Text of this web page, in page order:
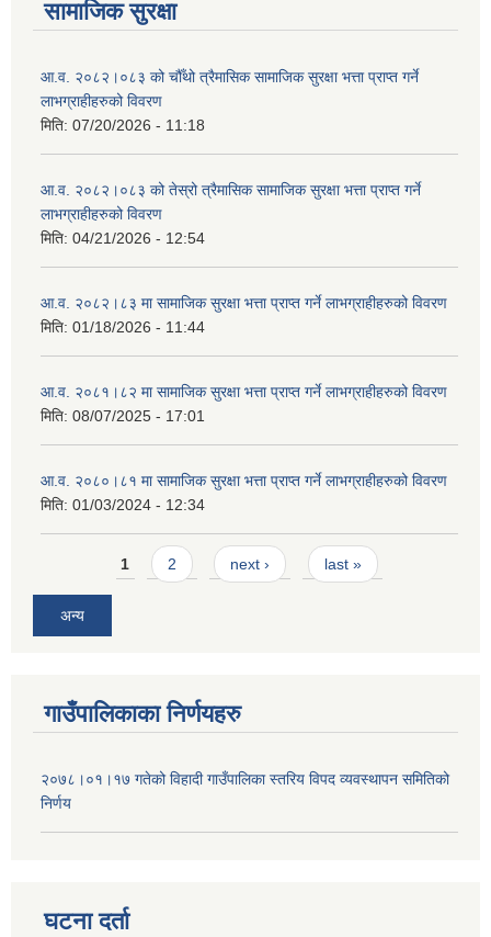
सामाजिक सुरक्षा
आ.व. २०८२।०८३ को चौँथो त्रैमासिक सामाजिक सुरक्षा भत्ता प्राप्त गर्ने
लाभग्राहीहरुको विवरण
मिति: 07/20/2026 - 11:18
आ.व. २०८२।०८३ को तेस्रो त्रैमासिक सामाजिक सुरक्षा भत्ता प्राप्त गर्ने
लाभग्राहीहरुको विवरण
मिति: 04/21/2026 - 12:54
आ.व. २०८२।८३ मा सामाजिक सुरक्षा भत्ता प्राप्त गर्ने लाभग्राहीहरुको विवरण
मिति: 01/18/2026 - 11:44
आ.व. २०८१।८२ मा सामाजिक सुरक्षा भत्ता प्राप्त गर्ने लाभग्राहीहरुको विवरण
मिति: 08/07/2025 - 17:01
आ.व. २०८०।८१ मा सामाजिक सुरक्षा भत्ता प्राप्त गर्ने लाभग्राहीहरुको विवरण
मिति: 01/03/2024 - 12:34
Pages1 2 next › last »
अन्य
गाउँपालिकाका निर्णयहरु
२०७८।०१।१७ गतेको विहादी गाउँपालिका स्तरिय विपद व्यवस्थापन समितिको
निर्णय
घटना दर्ता